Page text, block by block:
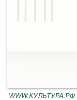
WWW.КУЛЬТУРА.РФ